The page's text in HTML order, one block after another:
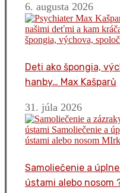
6. augusta 2026
Deti ako špongia,
hanby… Max Kašparů
31. júla 2026
Samoliečenie a
ústami alebo nosom